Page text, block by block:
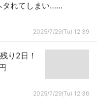
タれてしまい……
2025/7/29(Tu) 12:39
り2日！
2025/7/29(Tu) 12:36